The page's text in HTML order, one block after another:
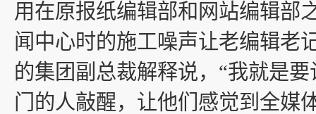
用在原报纸编辑部和网站编辑部
闻中心时的施工噪声让老编辑老
的集团副总裁解释说，“我就是
门的人敲醒，让他们感觉到全媒